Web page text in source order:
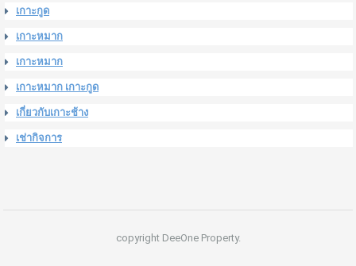
เกาะกูด
เกาะหมาก
เกาะหมาก
เกาะหมาก เกาะกูด
เกี่ยวกับเกาะช้าง
เช่ากิจการ
copyright DeeOne Property.